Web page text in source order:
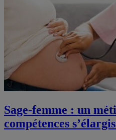
Sage-femme : un
compétences